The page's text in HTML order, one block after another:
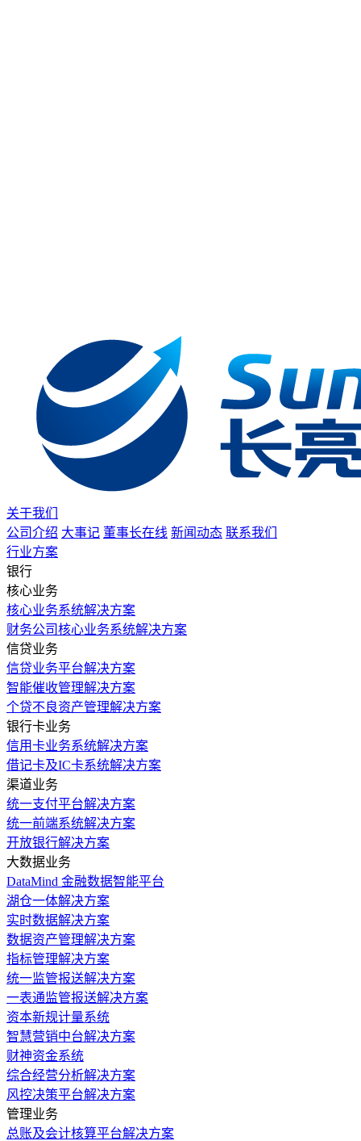
关于我们
公司介绍 大事记 董事长在线 新闻动态 联系我们
行业方案
银行
核心业务
核心业务系统解决方案
财务公司核心业务系统解决方案
信贷业务
信贷业务平台解决方案
智能催收管理解决方案
个贷不良资产管理解决方案
银行卡业务
信用卡业务系统解决方案
借记卡及IC卡系统解决方案
渠道业务
统一支付平台解决方案
统一前端系统解决方案
开放银行解决方案
大数据业务
DataMind 金融数据智能平台
湖仓一体解决方案
实时数据解决方案
数据资产管理解决方案
指标管理解决方案
统一监管报送解决方案
一表通监管报送解决方案
资本新规计量系统
智慧营销中台解决方案
财神资金系统
综合经营分析解决方案
风控决策平台解决方案
管理业务
总账及会计核算平台解决方案